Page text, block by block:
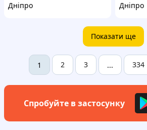
Дніпро
Дніпро
Показати ще
1 2 3 ... 334
Спробуйте в застосунку